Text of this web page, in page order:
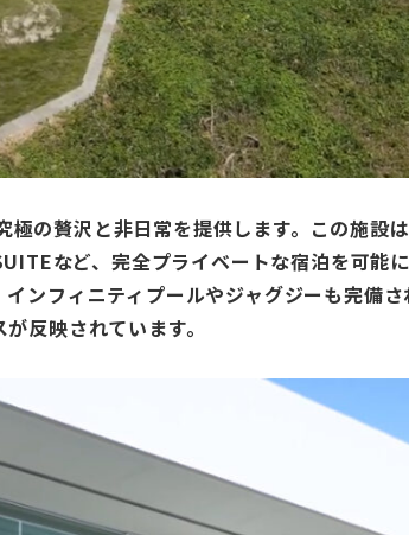
の贅沢と非日常を提供します。この施設
など、完全プライベートな宿泊を可能
ンフィニティプールやジャグジーも完備
反映されています。